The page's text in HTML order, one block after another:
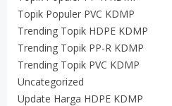
Topik Populer PVC KDMP
Trending Topik HDPE KDMP
Trending Topik PP-R KDMP
Trending Topik PVC KDMP
Uncategorized
Update Harga HDPE KDMP